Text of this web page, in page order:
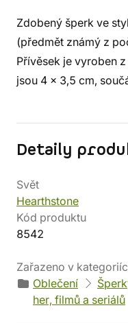
Zdobený šperk ve
(předmět známý z
Přívěsek je vyroben
jsou 4 x 3,5 cm,
Detaily
Svět
Hearthstone
Kód produktu
8542
Zařazeno v
Oblečení
her, filmů a seriálů